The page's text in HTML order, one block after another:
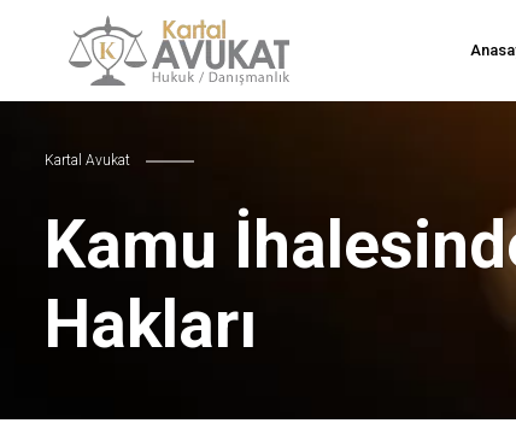
Kartal Avukat
Kamu
Hakları